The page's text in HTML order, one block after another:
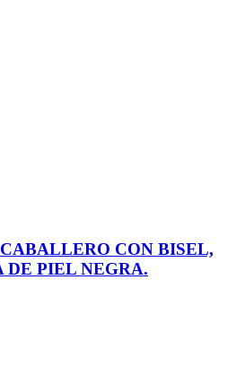
CON BISEL,
DE PIEL NEGRA.